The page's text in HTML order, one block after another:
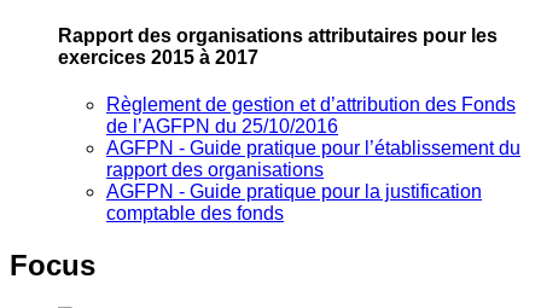
Rapport des organisations attributaires pour les
exercices 2015 à 2017
Règlement de gestion et d’attribution des Fonds
de l’AGFPN du 25/10/2016
AGFPN ‐ Guide pratique pour l’établissement du
rapport des organisations
AGFPN ‐ Guide pratique pour la justification
comptable des fonds
Focus